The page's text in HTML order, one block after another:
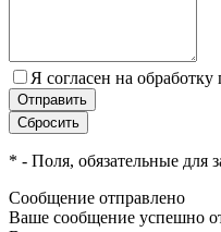
Я согласен на
* - Поля, обязательные для
Сообщение отправлено
Ваше сообщение успешно